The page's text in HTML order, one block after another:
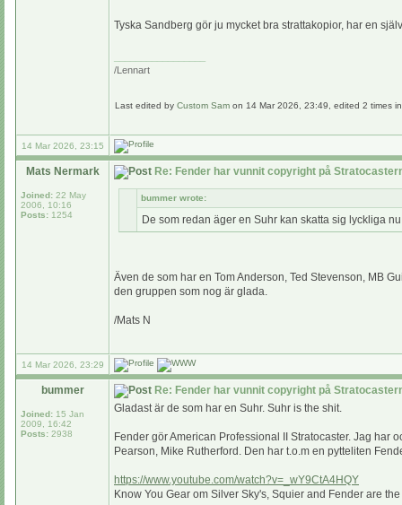
Tyska Sandberg gör ju mycket bra strattakopior, har en
/Lennart
Last edited by Custom Sam on 14 Mar 2026, 23:49, edited 2 times
14 Mar 2026, 23:15
Mats Nermark
Joined: 22 May
2006, 10:16
Posts: 1254
Re: Fender har vunnit copyright på
bummer wrote:
De som redan äger en Suhr kan skatta sig lyckliga
Även de som har en Tom Anderson, Ted Stevenson, MB
den gruppen som nog är glada.
/Mats N
14 Mar 2026, 23:29
bummer
Joined: 15 Jan
2009, 16:42
Posts: 2938
Re: Fender har vunnit copyright på
Gladast är de som har en Suhr. Suhr is the shit.
Fender gör American Professional II Stratocaster. Jag har
Pearson, Mike Rutherford. Den har t.o.m en pytteliten
https://www.youtube.com/watch?v=_wY9CtA4HQY
Know You Gear om Silver Sky's, Squier and Fender are